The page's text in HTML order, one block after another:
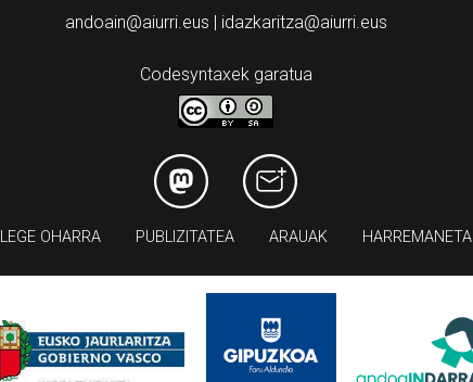
andoain@aiurri.eus | idazkaritza@aiurri.eus
Codesyntaxek garatua
LEGE OHARRA PUBLIZITATEA ARAUAK